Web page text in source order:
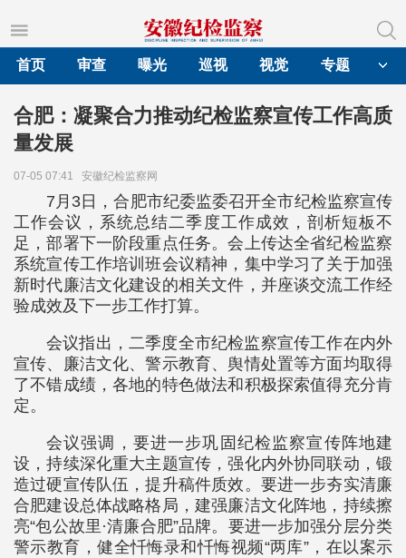
首页
审查 曝光 巡视 视觉 专题
合肥：凝聚合力推动纪检监察宣传工作高质
量发展
07-05 07:41 安徽纪检监察网
7月3日，合肥市纪委监委召开全市纪检监察宣传
工作会议，系统总结二季度工作成效，剖析短板不
足，部署下一阶段重点任务。会上传达全省纪检监察
系统宣传工作培训班会议精神，集中学习了关于加强
新时代廉洁文化建设的相关文件，并座谈交流工作经
验成效及下一步工作打算。
会议指出，二季度全市纪检监察宣传工作在内外
宣传、廉洁文化、警示教育、舆情处置等方面均取得
了不错成绩，各地的特色做法和积极探索值得充分肯
定。
会议强调，要进一步巩固纪检监察宣传阵地建
设，持续深化重大主题宣传，强化内外协同联动，锻
造过硬宣传队伍，提升稿件质效。要进一步夯实清廉
合肥建设总体战略格局，建强廉洁文化阵地，持续擦
亮“包公故里·清廉合肥”品牌。要进一步加强分层分类
警示教育，健全忏悔录和忏悔视频“两库”，在以案示